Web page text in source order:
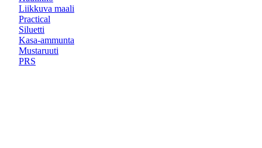
Liikkuva maali
Practical
Siluetti
Kasa-ammunta
Mustaruuti
PRS